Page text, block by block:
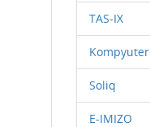
TAS-IX
Kompyuter
Soliq
E-IMIZO